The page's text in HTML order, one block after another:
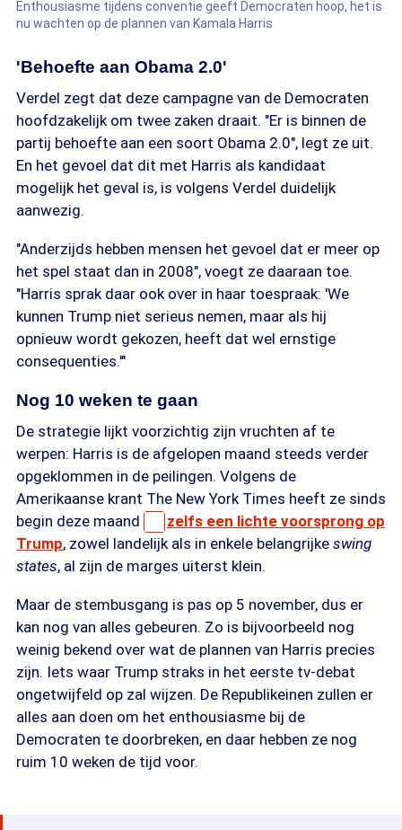
Enthousiasme tijdens conventie geeft Democraten hoop, het is
nu wachten op de plannen van Kamala Harris
'Behoefte aan Obama 2.0'
Verdel zegt dat deze campagne van de Democraten
hoofdzakelijk om twee zaken draait. "Er is binnen de
partij behoefte aan een soort Obama 2.0", legt ze uit.
En het gevoel dat dit met Harris als kandidaat
mogelijk het geval is, is volgens Verdel duidelijk
aanwezig.
"Anderzijds hebben mensen het gevoel dat er meer op
het spel staat dan in 2008", voegt ze daaraan toe.
"Harris sprak daar ook over in haar toespraak: 'We
kunnen Trump niet serieus nemen, maar als hij
opnieuw wordt gekozen, heeft dat wel ernstige
consequenties.'"
Nog 10 weken te gaan
De strategie lijkt voorzichtig zijn vruchten af te
werpen: Harris is de afgelopen maand steeds verder
opgeklommen in de peilingen. Volgens de
Amerikaanse krant The New York Times heeft ze sinds
begin deze maand
zelfs een lichte voorsprong op
Trump, zowel landelijk als in enkele belangrijke swing
states, al zijn de marges uiterst klein.
Maar de stembusgang is pas op 5 november, dus er
kan nog van alles gebeuren. Zo is bijvoorbeeld nog
weinig bekend over wat de plannen van Harris precies
zijn. Iets waar Trump straks in het eerste tv-debat
ongetwijfeld op zal wijzen. De Republikeinen zullen er
alles aan doen om het enthousiasme bij de
Democraten te doorbreken, en daar hebben ze nog
ruim 10 weken de tijd voor.